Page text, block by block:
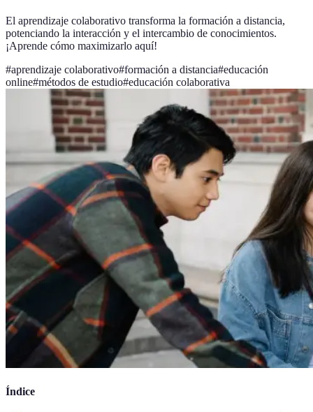
El aprendizaje colaborativo transforma la formación a distancia,
potenciando la interacción y el intercambio de conocimientos.
¡Aprende cómo maximizarlo aquí!
#aprendizaje colaborativo#formación a distancia#educación
online#métodos de estudio#educación colaborativa
Índice